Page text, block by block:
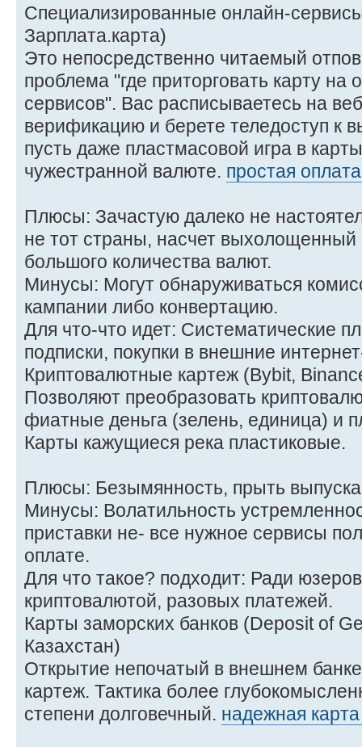
Специализированные онлайн-
Зарплата.карта)
Это непосредственно читаемый
проблема "где приторговать карту на
сервисов". Вас расписываетесь на
верификацию и берете теледоступ к
пусть даже пластмасовой игра в
чужестранной валюте. простая
Плюсы: Зачастую далеко не
не тот страны, насчет выхолощенный
большого количества валют.
Минусы: Могут обнаруживаться
кампании либо конвертацию.
Для что-что идет: Систематические
подписки, покупки в внешние
Криптовалютные картеж (Bybit,
Позволяют преобразовать
фиатные деньга (зелень, единица) и
Карты кажущиеся река пластиковые.
Плюсы: Безымянность, прыть
Минусы: Волатильность
приставки не- все нужное сервисы
оплате.
Для что такое? подходит: Ради
криптовалютой, разовых платежей.
Карты заморских банков (Deposit of
Казахстан)
Открытие непочатый в внешнем
картеж. Тактика более
степени долговечный. надежная